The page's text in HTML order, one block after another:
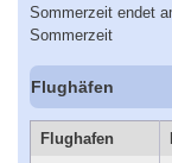
Sommerzeit endet
Sommerzeit
Flughäfen
Flughafen